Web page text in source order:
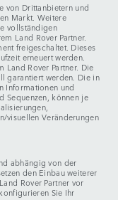
von Drittanbietern und
Markt. Weitere
vollständigen
Land Rover Partner.
freigeschaltet. Dieses
erneuert werden.
Land Rover Partner. Die
garantiert werden. Die in
Informationen und
Sequenzen, können je
visuellen Veränderungen
abhängig von der
den Einbau weiterer
Rover Partner vor
Sie Ihr